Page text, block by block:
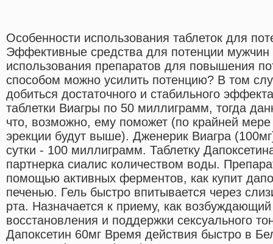
Особенности использования таблеток для
Эффективные средства для потенции мужчин
использования препаратов для повышения
способом можно усилить потенцию? В том
добиться достаточного и стабильного
таблетки Виагры по 50 миллиграмм, тогда
что, возможно, ему поможет (по крайней
эрекции будут выше). Дженерик Виагра
сутки - 100 миллиграмм. Таблетку
партнерка сиалис количеством воды.
помощью активных ферментов, как купит
печенью. Гель быстро впитывается через
рта. Назначается к приему, как
восстановления и поддержки сексуального
Дапоксетин 60мг Время действия быстро в